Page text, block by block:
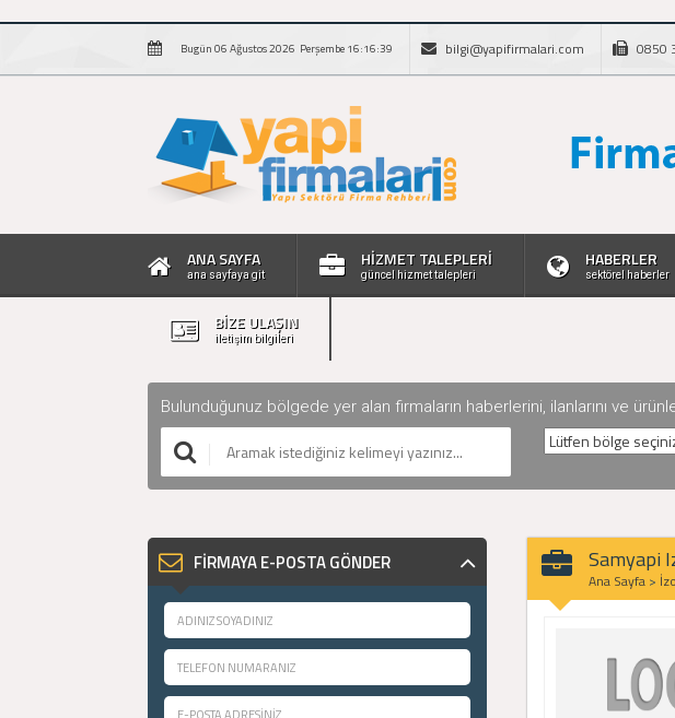
Bugün 06 Ağustos 2026 Perşembe 16:16:40 bilgi@yapifirmalari.com 0850
ANA SAYFA
ana sayfaya git
HİZMET TALEPLERİ
güncel hizmet talepleri
HABERLER
sektörel haberler
BİZE ULAŞIN
iletişim bilgileri
Bulunduğunuz bölgede yer alan firmaların haberlerini, ilanlarını ve
FİRMAYA E-POSTA GÖNDER Samyapi
Ana Sayfa >